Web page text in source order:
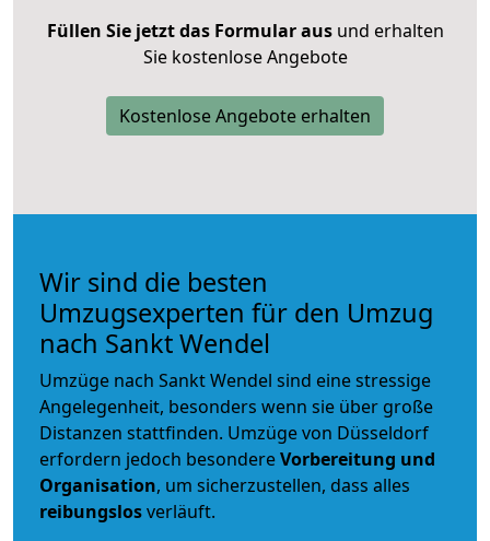
Füllen Sie jetzt das Formular ausund erhalten
Sie kostenlose Angebote
Kostenlose Angebote erhalten
Wir sind die besten
Umzugsexperten für den Umzug
nach Sankt Wendel
Umzüge nach Sankt Wendel sind eine stressige
Angelegenheit, besonders wenn sie über große
Distanzen stattfinden. Umzüge von Düsseldorf
erfordern jedoch besondereVorbereitung und
Organisation, um sicherzustellen, dass alles
reibungslosverläuft.